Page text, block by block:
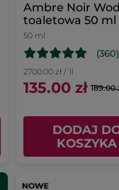
Ambre Noir
toaletowa 50 ml
50 ml
(360)
2700.00 zł / 1l
135.00 zł 189.00
DODAJ
KOSZYKA